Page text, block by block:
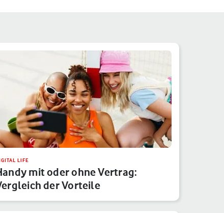
LIFE
mit oder ohne Vertrag:
der Vorteile